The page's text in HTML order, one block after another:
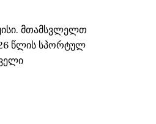
მთამსვლელთ
წლის სპორტულ